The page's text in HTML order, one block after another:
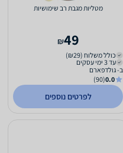
מטליות מגבת רב שימושיות
49
₪
כולל משלוח (₪29)
עד 3 ימי עסקים
ב- גולדפארם
0.0
(90)
לפרטים נוספים